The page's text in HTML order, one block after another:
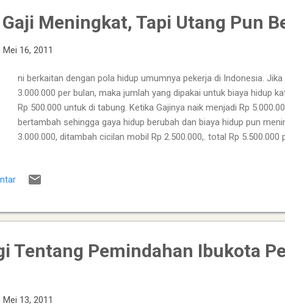
Meningkat, Tapi Utang Pun
Mei 16, 2011
ni berkaitan dengan pola hidup umumnya pekerja di Indonesia.
3.000.000 per bulan, maka jumlah yang dipakai untuk biaya hidup
Rp 500.000 untuk di tabung. Ketika Gajinya naik menjadi Rp
bertambah sehingga gaya hidup berubah dan biaya hidup pun
3.000.000, ditambah cicilan mobil Rp 2.500.000,. total Rp 5.500.000
pekerjaan tambahan. Berbeda dengan etika hidup orang Jerman.
katakanlah pada awalnya, Rp 5.000.000 per bulan, maka biaya
tabungannya menjadi Rp 1.000.000,. Mere...
Tentang Pemindahan Ibukota
Mei 13, 2011